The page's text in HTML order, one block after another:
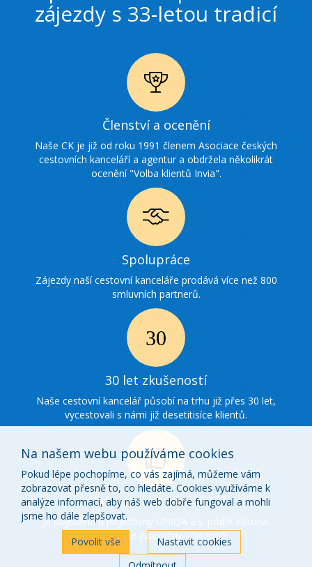
zájezdy s 33-letou tradicí
Ikonka
ocenění
Členství a ocenění
Naše CK je již od roku 1991 členem Asociace českých
cestovních kanceláří a agentur a obdržela několikrát
ocenění "Volba klientů Invia".
Ikonka
spolupráce
Spolupráce
Zájezdy naší cestovní kanceláře prodává více než 800
smluvních partnerů.
30 Ikonka
zkušenosti
30 let zkušeností
Naše cestovní kancelář působí na trhu již přes 30 let,
vycestovali s námi již desetitisíce klientů.
Ikonka
o
nás
Naše cestovní kancelář
je pojištěna u pojišťovny UNIQA a.s. podle zákona.
Vaše peníze jsou vždy v bezpečí.
Na našem webu používáme cookies
Pokud lépe pochopíme, co vás zajímá, můžeme vám
zobrazovat přesně to, co hledáte. Cookies využíváme k
analýze informací, aby náš web dobře fungoval a mohli
jsme ho dále zlepšovat.
Povolit vše
Nastavit cookies